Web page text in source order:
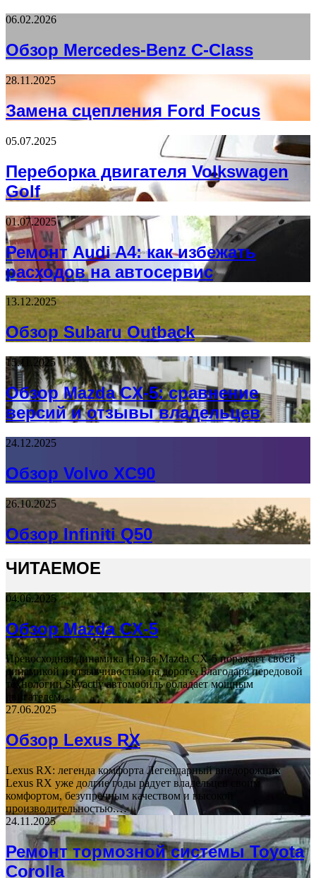
06.02.2026
Обзор Mercedes-Benz C-Class
28.11.2025
Замена сцепления Ford Focus
05.07.2025
Переборка двигателя Volkswagen
Golf
01.07.2025
Ремонт Audi A4: как избежать
расходов на автосервис
13.12.2025
Обзор Subaru Outback
15.11.2025
Обзор Mazda CX-5: сравнение
версий и отзывы владельцев
24.12.2025
Обзор Volvo XC90
26.10.2025
Обзор Infiniti Q50
ЧИТАЕМОЕ
04.06.2025
Обзор Mazda CX-5
Превосходная динамика Новая Mazda CX-5 поражает своей
динамикой и отзывчивостью на дороге. Благодаря передовой
технологии Skyactiv автомобиль обладает мощным
двигателем,…
27.06.2025
Обзор Lexus RX
Lexus RX: легенда комфорта Легендарный внедорожник
Lexus RX уже долгие годы радует владельцев своим
комфортом, безупречным качеством и высокой
производительностью.…
24.11.2025
Ремонт тормозной системы Toyota
Corolla